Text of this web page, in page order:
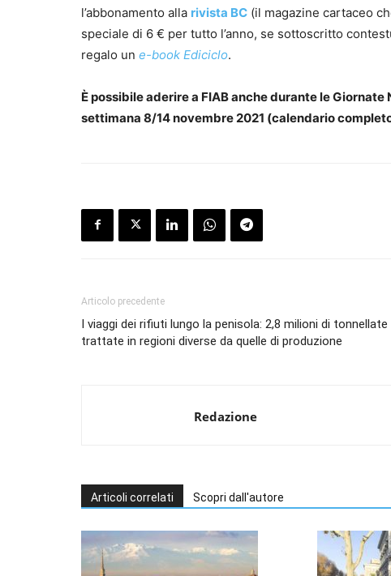
l’abbonamento alla rivista BC (il magazine cartaceo
speciale di 6 € per tutto l’anno, se sottoscritto
regalo un e-book Ediciclo.
È possibile aderire a FIAB anche durante le
settimana 8/14 novembre 2021 (calendario
Articolo precedente
I viaggi dei rifiuti lungo la penisola: 2,8 milioni di tonnellate
trattate in regioni diverse da quelle di produzione
Redazione
Articoli correlati Scopri dall'autore